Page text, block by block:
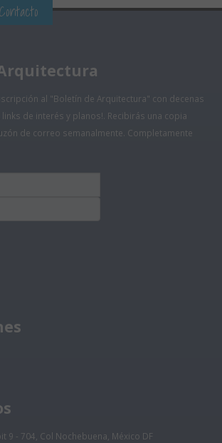
al "Boletín de Arquitectura" con decenas
de interés y planos!. Recibirás una copia
de correo semanalmente. Completamente
9 - 704, Col Nochebuena, México DF